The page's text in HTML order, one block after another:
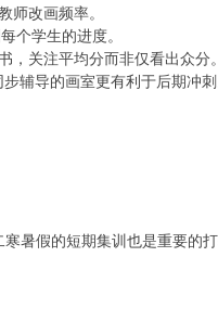
师改画频率。
个学生的进度。
关注平均分而非仅看出众分。
辅导的画室更有利于后期冲刺
暑假的短期集训也是重要的打